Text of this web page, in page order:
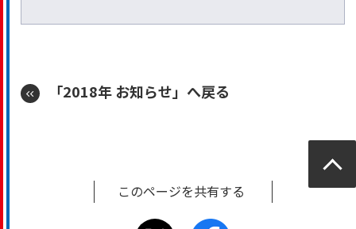
「2018年 お知らせ」へ戻る
このページを共有する
トップ